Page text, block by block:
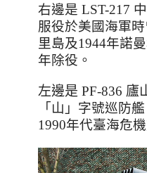
右邊是 LST-217
服役於美國海軍
里島及1944年諾
年除役。
左邊是 PF-836 廬
「山」字號巡防艦
1990年代臺海危